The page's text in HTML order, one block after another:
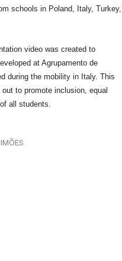
schools in Poland, Italy, Turkey,
video was created to
at Agrupamento de
during the mobility in Italy. This
to promote inclusion, equal
all students.